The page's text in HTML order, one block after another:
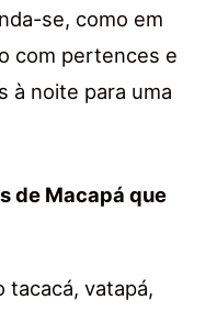
se, como em
com pertences e
à noite para uma
de Macapá que
tacacá, vatapá,